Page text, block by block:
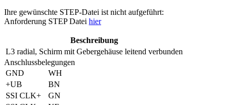
Ihre gewünschte STEP-Datei ist nicht aufgeführt:
Anforderung STEP Datei hier
Beschreibung
L3 radial, Schirm mit Gebergehäuse leitend verbunden
Anschlussbelegungen
GND
WH
+UB
BN
SSI CLK+
GN